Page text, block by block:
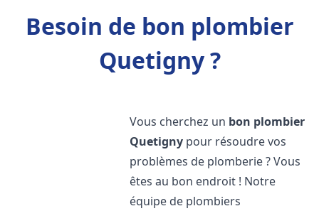
Besoin de bon plombier
Quetigny ?
Vous cherchez un bon plombier
Quetigny pour résoudre vos
problèmes de plomberie ? Vous
êtes au bon endroit ! Notre
équipe de plombiers